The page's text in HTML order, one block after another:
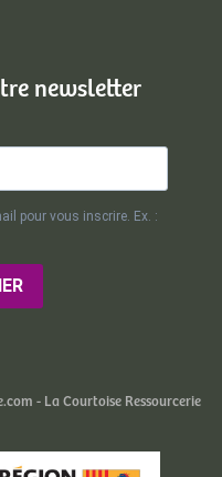
newsletter
pour vous inscrire. Ex. :
- La Courtoise Ressourcerie